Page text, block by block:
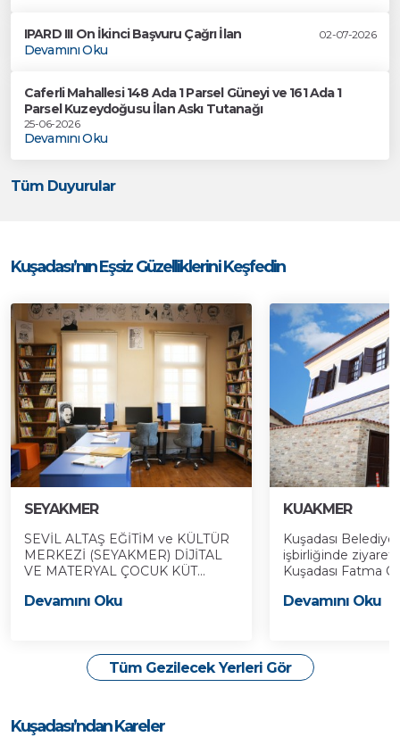
IPARD III On İkinci Başvuru Çağrı İlan 02-07-2026
Devamını Oku
Caferli Mahallesi 148 Ada 1 Parsel Güneyi ve 161 Ada 1
Parsel Kuzeydoğusu İlan Askı Tutanağı
25-06-2026
Devamını Oku
Tüm Duyurular
Kuşadası’nın Eşsiz Güzelliklerini Keşfedin
SEYAKMER
SEVİL ALTAŞ EĞİTİM ve KÜLTÜR
MERKEZİ (SEYAKMER) DİJİTAL
VE MATERYAL ÇOCUK KÜT...
Devamını Oku
KUAKMER
Kuşadası
işbirliğinde
Kuşadası Fatma
Devamını Oku
Tüm Gezilecek Yerleri Gör
Kuşadası’ndan Kareler